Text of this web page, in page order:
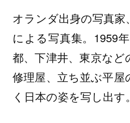
オランダ出身の写真
による写真集。1959
都、下津井、東京な
修理屋、立ち並ぶ平
く日本の姿を写し出す。